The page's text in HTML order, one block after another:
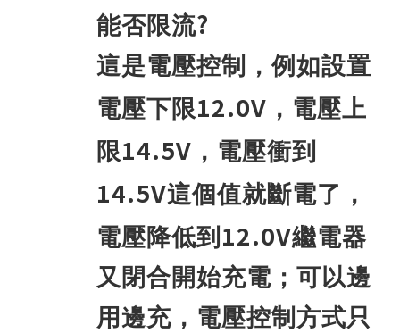
能否限流?
這是電壓控制，例如設置
電壓下限12.0V ，電壓上
限14.5V ，電壓衝到
14.5V這個值就斷電了，
電壓降低到 12.0V繼電器
又閉合開始充電；可以邊
用邊充，電壓控制方式只